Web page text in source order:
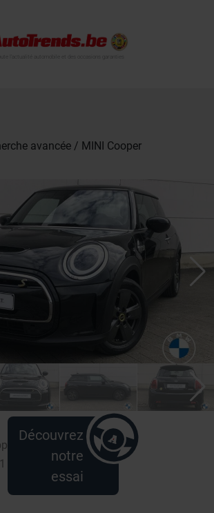
avancée MINI Cooper
km | 2026
Découvrez
notre
essai